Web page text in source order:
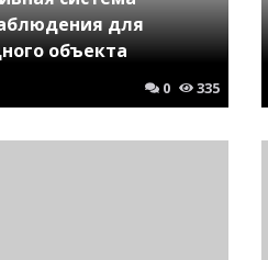
для
объекта
0 335